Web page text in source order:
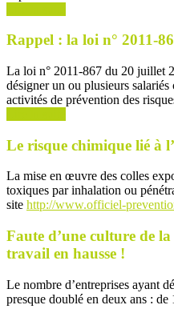
Rappel : la loi n° 2011-
La loi n° 2011-867 du 20 juillet
désigner un ou plusieurs salariés
activités de prévention des
Le risque chimique lié à
La mise en œuvre des colles
toxiques par inhalation ou
site http://www.officiel-
Faute d’une culture de
travail en hausse !
Le nombre d’entreprises ayant
presque doublé en deux ans :